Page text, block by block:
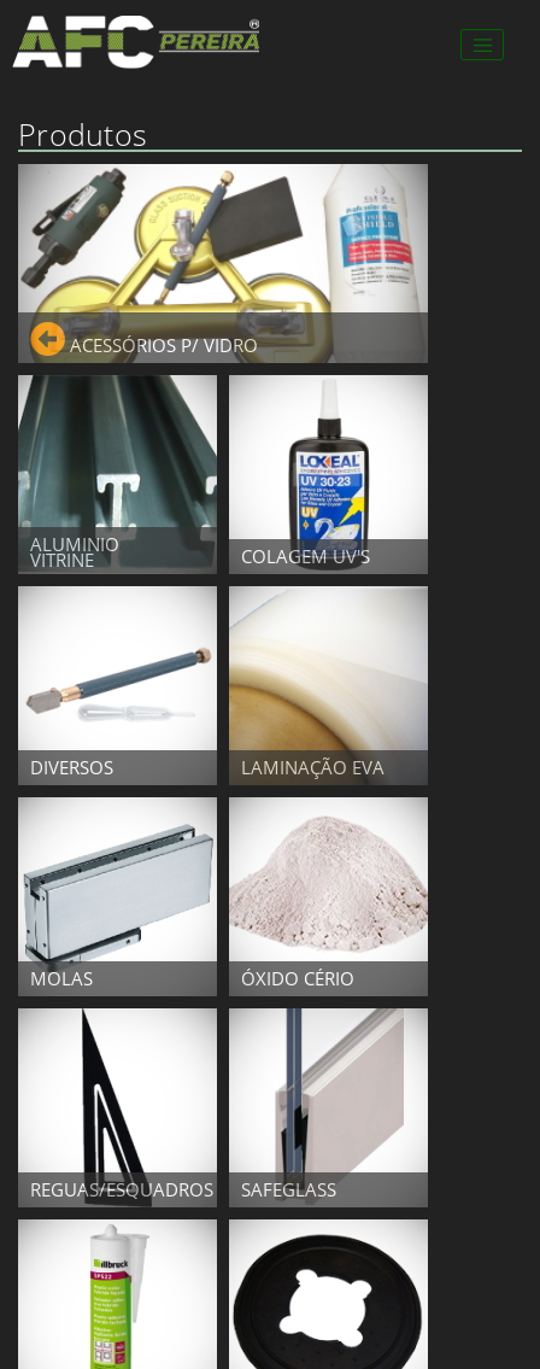
Produtos
ACESSÓRIOS P/ VIDRO
ACESSÓRIOS P/ VIDRO
ALUMINIO
VITRINE COLAGEM UV'S
DIVERSOS LAMINAÇÃO EVA
MOLAS ÓXIDO CÉRIO
REGUAS/ESQUADROS SAFEGLASS